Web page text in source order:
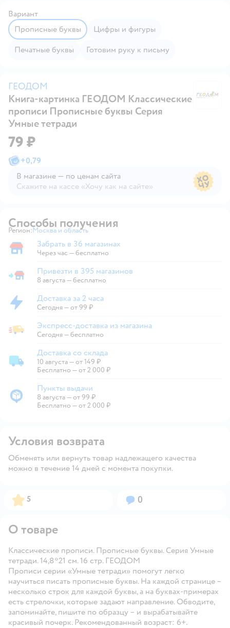
Вариант
Прописные буквы
Цифры и фигуры
Печатные буквы
Готовим руку к письму
ГЕОДОМ
Книга-картинка ГЕОДОМ Классические
прописи Прописные буквы Серия
Умные тетради
79 ₽
+0,79
В магазине — по ценам сайта
Скажите на кассе «Хочу как на сайте»
Способы получения
Регион: Выбор адреса доставки.
Москва и область
Забрать в магазине
Забрать в 36 магазинах
Через час — бесплатно
Привезти в магазин
Привезти в 395 магазинов
8 августа—бесплатно
Доставка за 2 часа
Доставка за 2 часа
Сегодня—от 99 ₽
Экспресс-доставка из магазина
Экспресс-доставка из магазина
Сегодня—бесплатно
Доставка со склада
Доставка со склада
10 августа—от 149 ₽
Бесплатно — от 2 000 ₽
Пункты выдачи
Пункты выдачи
8 августа—от 99 ₽
Бесплатно — от 2 000 ₽
Условия возврата
Обменять или вернуть товар надлежащего качества
можно в течение 14 дней с момента покупки.
Рейтинг:
5 Вопросов:
0
О товаре
Классические прописи. Прописные буквы. Серия Умные
тетради. 14,8*21 см. 16 стр. ГЕОДОМ
Прописи серии «Умные тетради» помогут легко
научиться писать прописные буквы. На каждой странице –
несколько строк для каждой буквы, а на буквах-примерах
есть стрелочки, которые задают направление. Обводите,
запоминайте, пишите по образцу – и вырабатывайте
красивый почерк. Рекомендованный возраст: 6+.